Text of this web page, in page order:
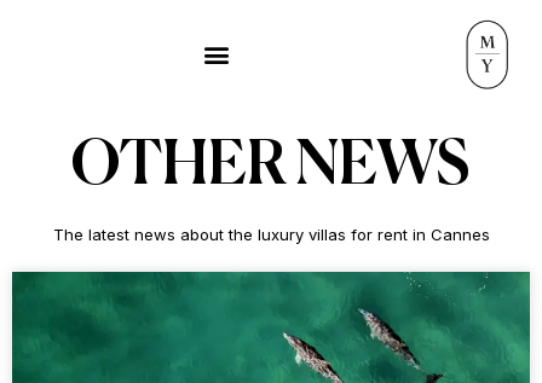
OTHER NEWS
The latest news about the luxury villas for rent in Cannes